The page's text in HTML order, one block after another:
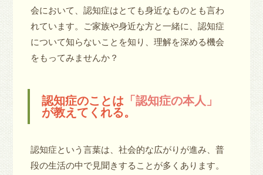
会において、認知症はとても身近なものとも言わ
れています。ご家族や身近な方と一緒に、認知症
について知らないことを知り、理解を深める機会
をもってみませんか？
認知症のことは 「認知症の本人」
が教えてくれる。
認知症という言葉は、社会的な広がりが進み、普
段の生活の中で見聞きすることが多くあります。